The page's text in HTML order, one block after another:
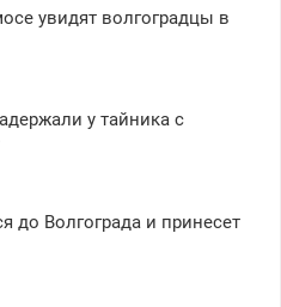
увидят волгоградцы в
у тайника с
до Волгограда и принесет